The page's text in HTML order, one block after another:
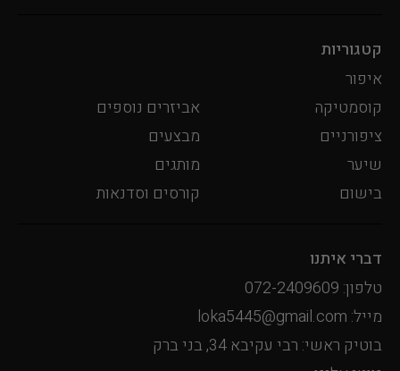
קטגוריות
איפור
קוסמטיקה
ציפורניים
שיער
בישום
אביזרים נוספים
מבצעים
מותגים
קורסים וסדנאות
דברי איתנו
טלפון: 072-2409609
מייל: loka5445@gmail.com
בוטיק ראשי: רבי עקיבא 34, בני ברק